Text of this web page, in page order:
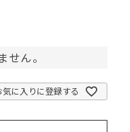
ん。
気に入りに登録する